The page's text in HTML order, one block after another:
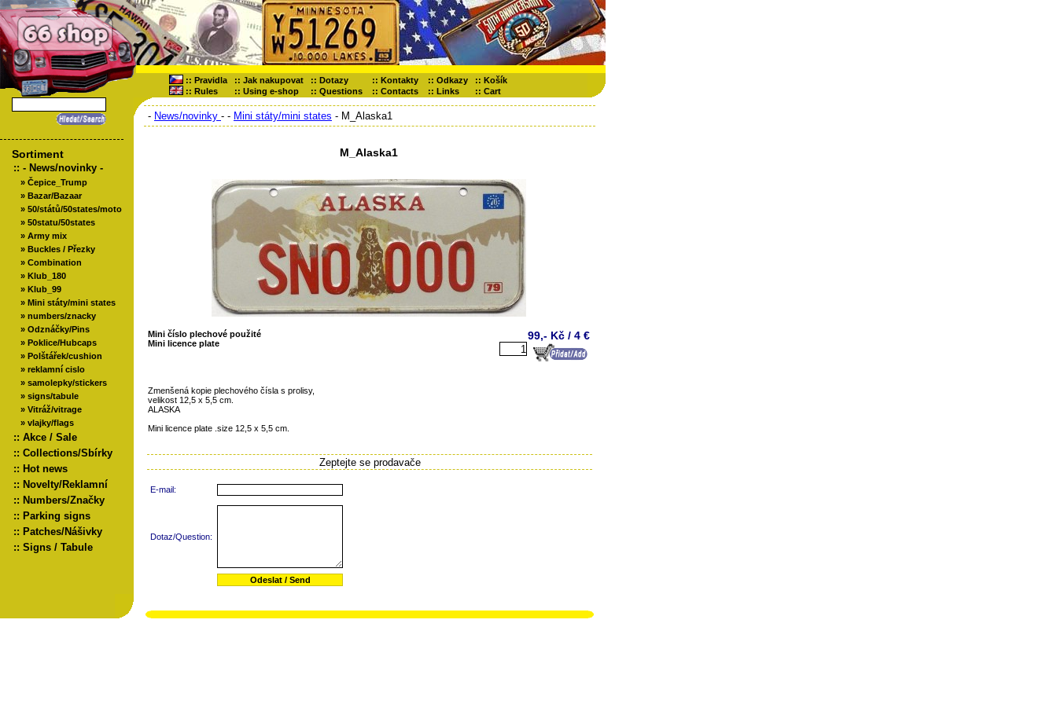
:: Pravidla :: Jak nakupovat :: Dotazy :: Kontakty :: Odkazy :: Košík
:: Rules :: Using e-shop :: Questions :: Contacts :: Links :: Cart
Sortiment
:: - News/novinky -
» Čepice_Trump
» Bazar/Bazaar
» 50/států/50states/moto
» 50statu/50states
» Army mix
» Buckles / Přezky
» Combination
» Klub_180
» Klub_99
» Mini státy/mini states
» numbers/znacky
» Odznáčky/Pins
» Poklice/Hubcaps
» Polštářek/cushion
» reklamní cislo
» samolepky/stickers
» signs/tabule
» Vitráž/vitrage
» vlajky/flags
:: Akce / Sale
:: Collections/Sbírky
:: Hot news
:: Novelty/Reklamní
:: Numbers/Značky
:: Parking signs
:: Patches/Nášivky
:: Signs / Tabule
- News/novinky - - Mini státy/mini states - M_Alaska1
M_Alaska1
Mini číslo plechové použité
Mini licence plate
99,- Kč / 4 €
Zmenšená kopie plechového čísla s prolisy,
velikost 12,5 x 5,5 cm.
ALASKA
Mini licence plate .size 12,5 x 5,5 cm.
Zeptejte se prodavače
E-mail:
Dotaz/Question: